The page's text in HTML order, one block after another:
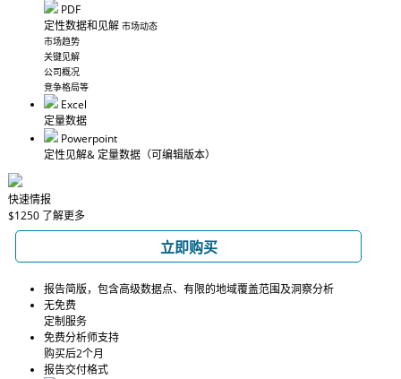
PDF
定性数据和见解 市场动态
市场趋势
关键见解
公司概况
竞争格局等
Excel
定量数据
Powerpoint
定性见解& 定量数据 （可编辑版本）
快速情报
$1250 了解更多
立即购买
报告简版，包含高级数据点、有限的地域覆盖范围及洞察分析
无免费
定制服务
免费分析师支持
购买后2个月
报告交付格式